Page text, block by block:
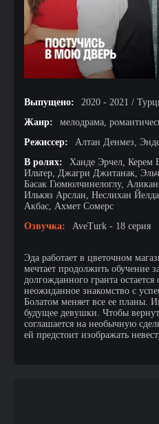
Выпущено:
2020 - 2021 /
Жанр:
мелодрама,
Режиссер:
Алтан Денмез,
В ролях:
Ханде Эрчел,
Ильтер, Джагри Джитанак,
Басак Гюмюлчинелоглу,
Илькяз Арслан, Неслихан
Акбас, Ахмет Сомерс
Озвучка:
AveTurk - 18 серия
Эда работает в цветочном
мечтает продолжить обучение
долгожданного гранта
неожиданное знакомство с
Болатом меняет все ее планы.
будущее девушки. Чтобы
соглашается на необычную
ей предстоит изображать